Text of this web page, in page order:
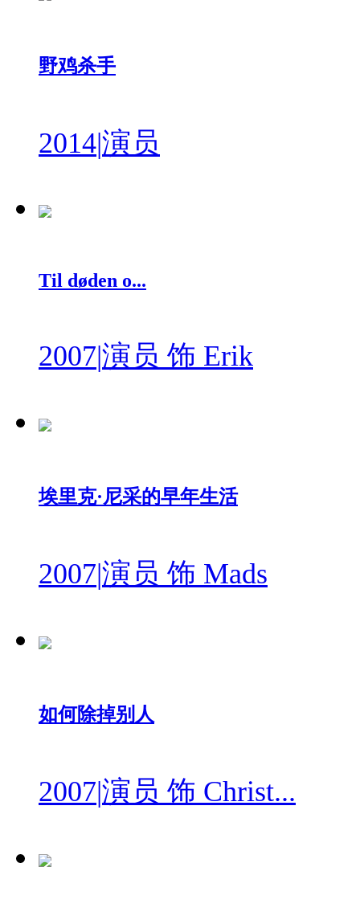
野鸡杀手
2014|演员
Til døden o...
2007|演员 饰 Erik
埃里克·尼采的早年生活
2007|演员 饰 Mads
如何除掉别人
2007|演员 饰 Christ...